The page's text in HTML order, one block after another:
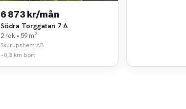
6 873 kr/mån
Södra Torggatan 7 A
2 rok • 59 m²
Skurupshem AB
~0,3 km bort